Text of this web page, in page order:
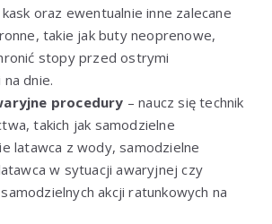
oraz ewentualnie inne zalecane
takie jak buty neoprenowe,
stopy przed ostrymi
dnie.
procedury – naucz się technik
takich jak samodzielne
latawca z wody, samodzielne
w sytuacji awaryjnej czy
akcji ratunkowych na